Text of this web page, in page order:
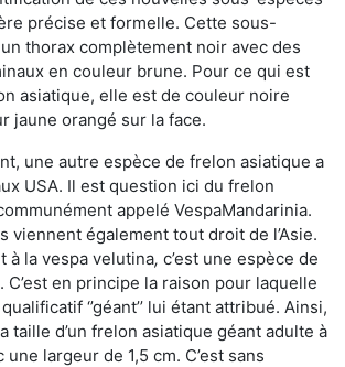
précise et formelle. Cette sous-
thorax complètement noir avec des
en couleur brune. Pour ce qui est
asiatique, elle est de couleur noire
jaune orangé sur la face.
une autre espèce de frelon asiatique a
USA. Il est question ici du frelon
appelé VespaMandarinia.
viennent également tout droit de l’Asie.
à la vespa velutina, c’est une espèce de
en principe la raison pour laquelle
‘’géant’’ lui étant attribué. Ainsi,
taille d’un frelon asiatique géant adulte à
une largeur de 1,5 cm. C’est sans